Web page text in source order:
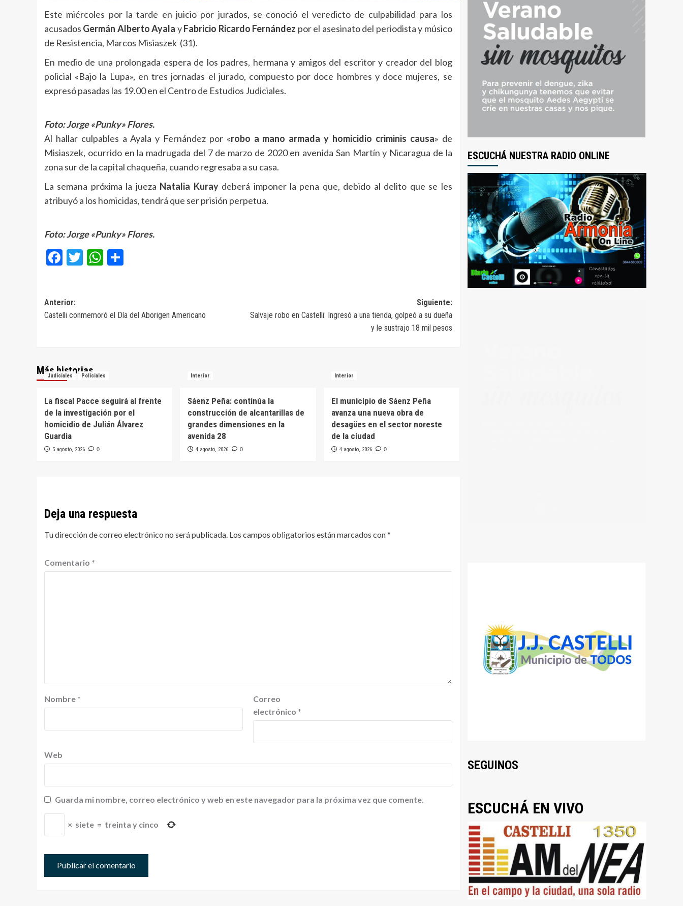
Este miércoles por la tarde en juicio por jurados, se conoció el veredicto de culpabilidad para los
acusados Germán Alberto Ayala yFabricio Ricardo Fernández por el asesinato del periodista y músico
de Resistencia, Marcos Misiaszek (31).
En medio de una prolongada espera de los padres, hermana y amigos del escritor y creador del blog
policial «Bajo la Lupa», en tres jornadas el jurado, compuesto por doce hombres y doce mujeres, se
expresó pasadas las 19.00 en el Centro de Estudios Judiciales.
Foto: Jorge «Punky» Flores.
Al hallar culpables a Ayala y Fernández por «robo a mano armada y homicidio criminis causa» de
Misiaszek, ocurrido en la madrugada del 7 de marzo de 2020 en avenida San Martín y Nicaragua de la
zona sur de la capital chaqueña, cuando regresaba a su casa.
La semana próxima la jueza Natalia Kuraydeberá imponer la pena que, debido al delito que se les
atribuyó a los homicidas, tendrá que ser prisión perpetua.
Foto: Jorge «Punky» Flores.
Facebook
TwitterWhatsApp
Navegación
de
Anterior:
Castelli conmemoró el Día del Aborigen Americano
Siguiente:
Salvaje robo en Castelli: Ingresó a una tienda, golpeó a su dueña
y le sustrajo 18 mil pesos
Más historias
Judiciales Policiales
La fiscal Pacce seguirá al frente
de la investigación por el
homicidio de Julián Álvarez
Guardia
5 agosto, 2026 0
Interior
Sáenz Peña: continúa la
construcción de alcantarillas de
grandes dimensiones en la
avenida 28
4 agosto, 2026 0
Interior
El municipio de Sáenz Peña
avanza una nueva obra de
desagües en el sector noreste
de la ciudad
4 agosto, 2026 0
Deja una respuesta
Tu dirección de correo electrónico no será publicada. Los campos obligatorios están marcados con*
Comentario *
Nombre *
Correo
electrónico *
Web
Guarda mi nombre, correo electrónico y web en este navegador para la próxima vez que comente.
× siete = treinta y cinco
ESCUCHÁ NUESTRA RADIO ONLINE
SEGUINOS
ESCUCHÁ EN VIVO